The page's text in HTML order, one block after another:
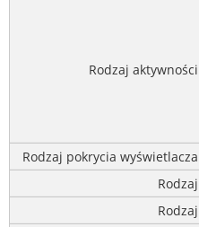
Rodzaj aktywności
Rodzaj pokrycia wyświetlacza
Rodzaj
Rodzaj